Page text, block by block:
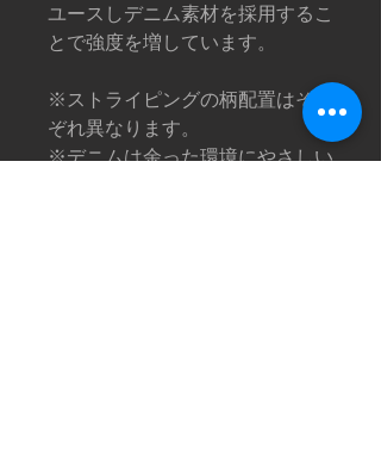
ユースしデニム素材を採用するこ
とで強度を増しています。
※ストライピングの柄配置はそれ
ぞれ異なります。
※デニムは余った環境にやさしい